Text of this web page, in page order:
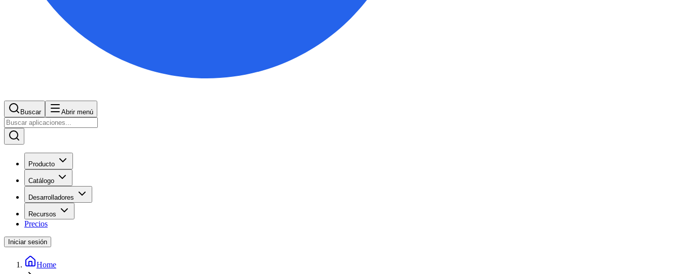
Buscar Abrir menú
Producto
Catálogo
Desarrolladores
Recursos
Precios
Iniciar sesión
Home